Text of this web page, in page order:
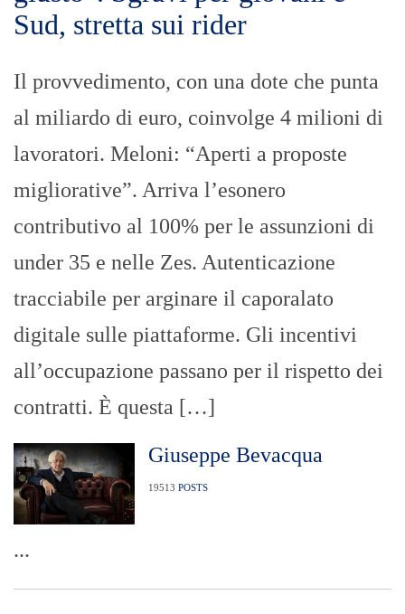
Sud, stretta sui rider
Il provvedimento, con una dote che punta
al miliardo di euro, coinvolge 4 milioni di
lavoratori. Meloni: “Aperti a proposte
migliorative”. Arriva l’esonero
contributivo al 100% per le assunzioni di
under 35 e nelle Zes. Autenticazione
tracciabile per arginare il caporalato
digitale sulle piattaforme. Gli incentivi
all’occupazione passano per il rispetto dei
contratti. È questa […]
Giuseppe Bevacqua
19513 POSTS
...